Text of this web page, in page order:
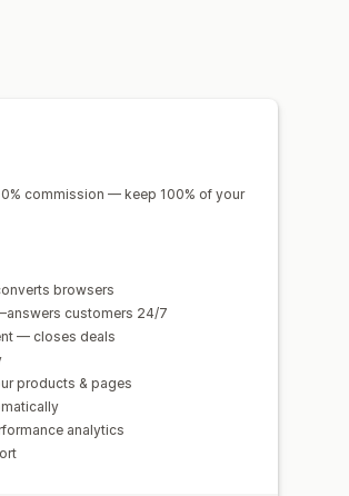
commission — keep 100% of your
browsers
customers 24/7
— closes deals
products & pages
analytics